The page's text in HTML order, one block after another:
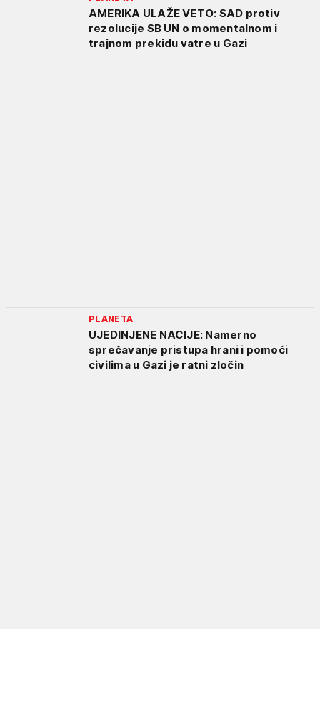
AMERIKA ULAŽE VETO: SAD protiv
rezolucije SB UN o momentalnom i
trajnom prekidu vatre u Gazi
PLANETA
UJEDINJENE NACIJE: Namerno
sprečavanje pristupa hrani i pomoći
civilima u Gazi je ratni zločin